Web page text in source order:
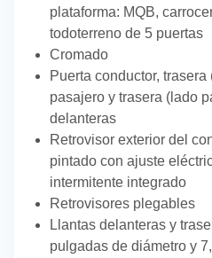
plataforma: MQB,
todoterreno de 5 puertas
Cromado
Puerta conductor,
pasajero y trasera (lado
delanteras
Retrovisor exterior del
pintado con ajuste
intermitente integrado
Retrovisores plegables
Llantas delanteras y
pulgadas de diámetro y